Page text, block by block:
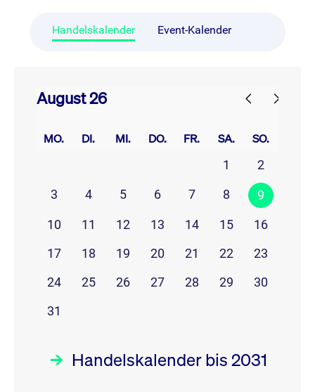
Handelskalender Event-Kalender
August 26
MO. DI. MI. DO. FR. SA. SO.
1
2
3
4 5 6 7 8 9
10 11 12 13 14 15
16
17
18 19 20 21 22
23
24
25 26 27 28 29
30
31
Handelskalender bis 2031